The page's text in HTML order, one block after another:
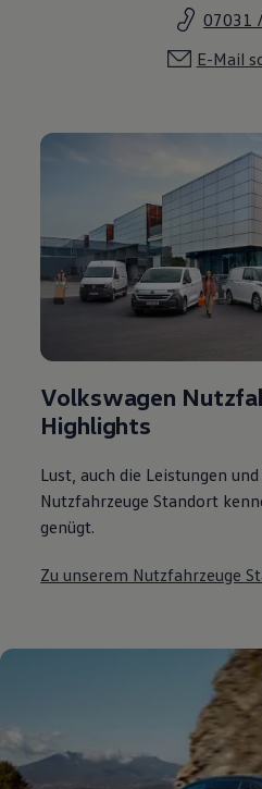
07031
E-Mail
Volkswagen
Highlights
Lust, auch die Leistungen
Nutzfahrzeuge Standort
genügt.
Zu unserem Nutzfahrzeuge